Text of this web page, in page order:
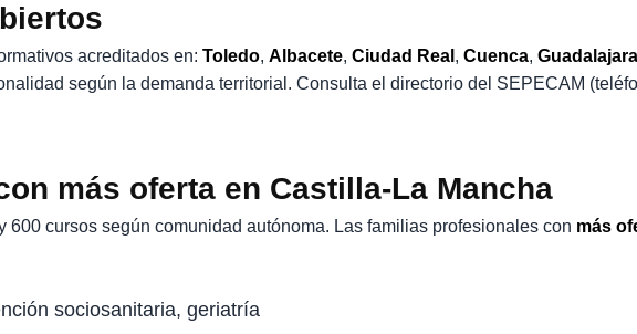
acreditados en: Toledo, Albacete, Ciudad Real , Cuenca, Guadalajara
según la demanda territorial. Consulta el directorio del SEPECAM
más oferta en Castilla-La Mancha
cursos según comunidad autónoma. Las familias profesionales con más
sociosanitaria, geriatría